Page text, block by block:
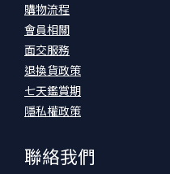
購物流程
會員相關
面交服務
退換貨政策
七天鑑賞期
隱私權政策
聯絡我們